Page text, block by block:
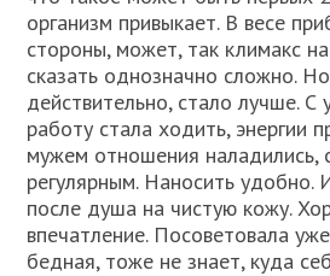
организм привыкает. В весе
стороны, может, так климакс
сказать однозначно сложно.
действительно, стало лучше. С
работу стала ходить, энергии
мужем отношения наладились,
регулярным. Наносить удобно.
после душа на чистую кожу.
впечатление. Посоветовала
бедная, тоже не знает, куда